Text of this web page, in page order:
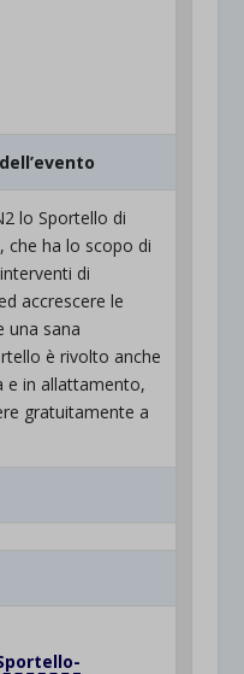
lo Sportello di
che ha lo scopo di
di
accrescere le
una sana
è rivolto anche
e in allattamento,
gratuitamente a